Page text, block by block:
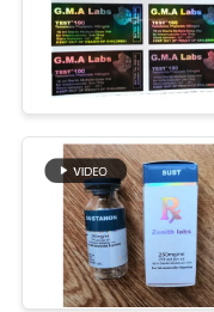
FÄLLE
SITEMAP
PRIVACY
POLICY